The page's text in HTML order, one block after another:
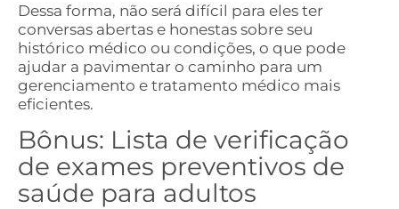
Dessa forma, não será difícil para eles ter
conversas abertas e honestas sobre seu
histórico médico ou condições, o que pode
ajudar a pavimentar o caminho para um
gerenciamento e tratamento médico mais
eficientes.
Bônus: Lista de verificação
de exames preventivos de
saúde para adultos